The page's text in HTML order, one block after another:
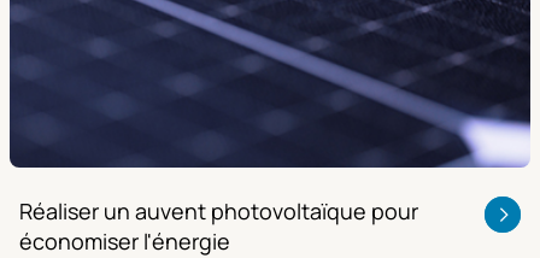
Réaliser un auvent photovoltaïque pour
économiser l'énergie